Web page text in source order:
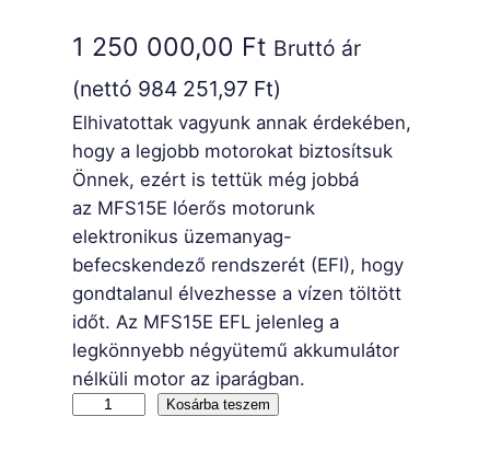
1 250 000,00 Ft Bruttó ár
(nettó 984 251,97 Ft)
Elhivatottak vagyunk annak érdekében,
hogy a legjobb motorokat biztosítsuk
Önnek, ezért is tettük még jobbá
az MFS15E lóerős motorunk
elektronikus üzemanyag-
befecskendező rendszerét (EFI), hogy
gondtalanul élvezhesse a vízen töltött
időt. Az MFS15E EFL jelenleg a
legkönnyebb négyütemű akkumulátor
nélküli motor az iparágban.
Kosárba teszem